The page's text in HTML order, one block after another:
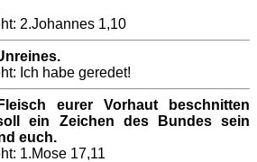
2.Johannes 1,10
Ich habe geredet!
eurer Vorhaut beschnitten
ein Zeichen des Bundes sein
euch.
1.Mose 17,11